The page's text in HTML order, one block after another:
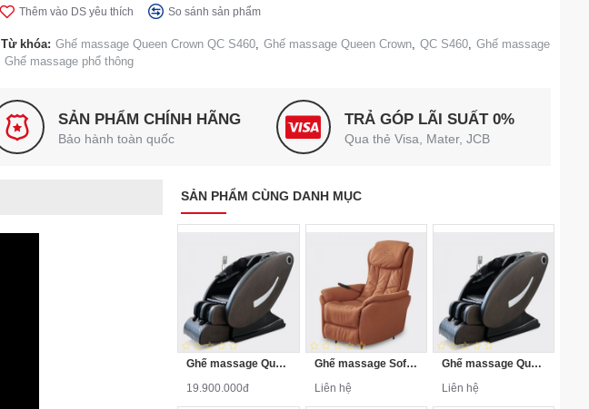
Thêm vào DS yêu thích So sánh sản phẩm
Từ khóa: Ghế massage Queen Crown QC S460, Ghế massage Queen Crown, QC S460, Ghế massage
Ghế massage phổ thông
SẢN PHẨM CHÍNH HÃNG
Bảo hành toàn quốc
TRẢ GÓP LÃI SUẤT 0%
Qua thẻ Visa, Mater, JCB
SẢN PHẨM CÙNG DANH MỤC
Ghế massage Queen Crown QC LX888
19.900.000đ
Ghế massage Sofa Queen Crown QC-4F
Liên hệ
Ghế massage Queen Crown QC LX888 Plus
Liên hệ